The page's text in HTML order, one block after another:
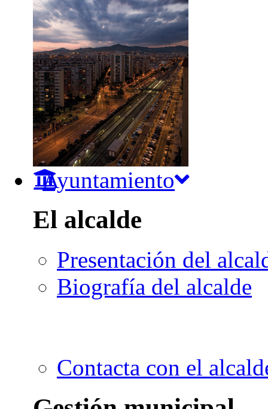
Ayuntamiento
El alcalde
Presentación del
Biografía del alcalde
Contacta con el